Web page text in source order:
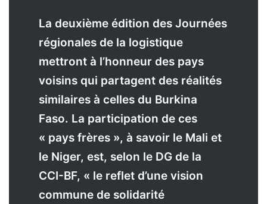
La deuxième édition des Journées
régionales de la logistique
mettront à l’honneur des pays
voisins qui partagent des réalités
similaires à celles du Burkina
Faso. La participation de ces
« pays frères », à savoir le Mali et
le Niger, est, selon le DG de la
CCI-BF, « le reflet d’une vision
commune de solidarité